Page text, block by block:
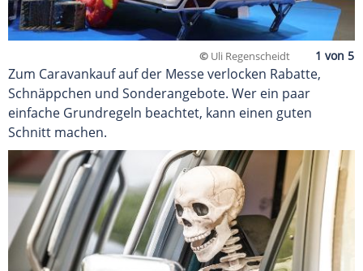
© Uli Regenscheidt
Zum Caravankauf auf der Messe verlocken Rabatte,
Schnäppchen und Sonderangebote. Wer ein paar
einfache Grundregeln beachtet, kann einen guten
Schnitt machen.